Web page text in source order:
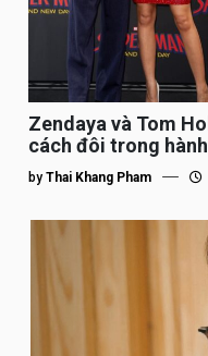
Zendaya và Tom
cách đôi trong
by Thai Khang Pham